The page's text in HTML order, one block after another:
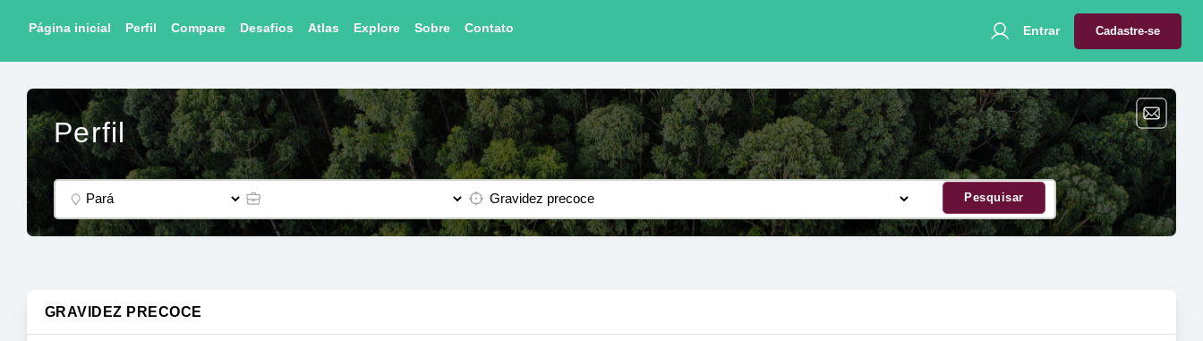
Página inicial Perfil Compare Desafios Atlas Explore Sobre Contato Entrar Cadastre-se
Perfil
Pesquisar
GRAVIDEZ PRECOCE